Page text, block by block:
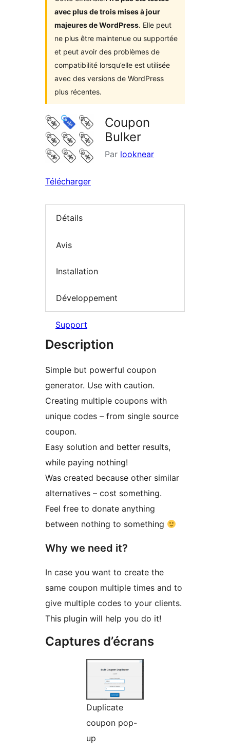
avec plus de trois mises à jour
majeures de WordPress. Elle peut
ne plus être maintenue ou supportée
et peut avoir des problèmes de
compatibilité lorsqu’elle est utilisée
avec des versions de WordPress
plus récentes.
Coupon
Bulker
Par looknear
Télécharger
Détails
Avis
Installation
Développement
Support
Description
Simple but powerful coupon
generator. Use with caution.
Creating multiple coupons with
unique codes – from single source
coupon.
Easy solution and better results,
while paying nothing!
Was created because other similar
alternatives – cost something.
Feel free to donate anything
between nothing to something
Why we need it?
In case you want to create the
same coupon multiple times and to
give multiple codes to your clients.
This plugin will help you do it!
Captures d’écrans
Duplicate
coupon pop-
up